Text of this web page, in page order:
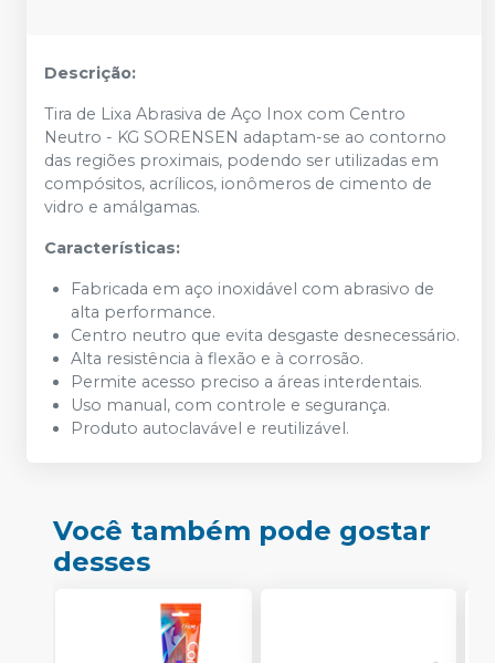
Descrição:
Tira de Lixa Abrasiva de Aço Inox com Centro
Neutro - KG SORENSEN adaptam-se ao contorno
das regiões proximais, podendo ser utilizadas em
compósitos, acrílicos, ionômeros de cimento de
vidro e amálgamas.
Características:
Fabricada em aço inoxidável com abrasivo de
alta performance.
Centro neutro que evita desgaste desnecessário.
Alta resistência à flexão e à corrosão.
Permite acesso preciso a áreas interdentais.
Uso manual, com controle e segurança.
Produto autoclavável e reutilizável.
Você também pode gostar
desses